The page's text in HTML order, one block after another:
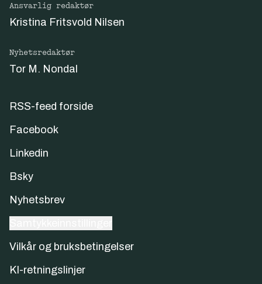
Ansvarlig redaktør
Kristina Fritsvold Nilsen
Nyhetsredaktør
Tor M. Nondal
RSS-feed forside
Facebook
Linkedin
Bsky
Nyhetsbrev
Vilkår og bruksbetingelser
KI-retningslinjer